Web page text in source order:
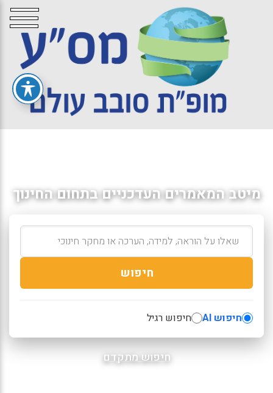
מיטב המאמרים העדכניים בתחום החינוך
חיפוש
חיפוש AI חיפוש רגיל
חיפוש מתקדם